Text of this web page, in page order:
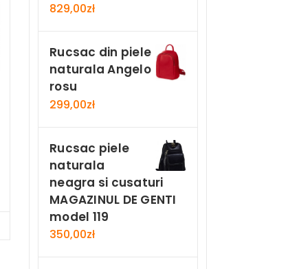
829,00zł
Rucsac din piele
naturala Angelo
rosu
299,00zł
Rucsac piele
naturala
neagra si cusaturi
MAGAZINUL DE GENTI
model 119
350,00zł